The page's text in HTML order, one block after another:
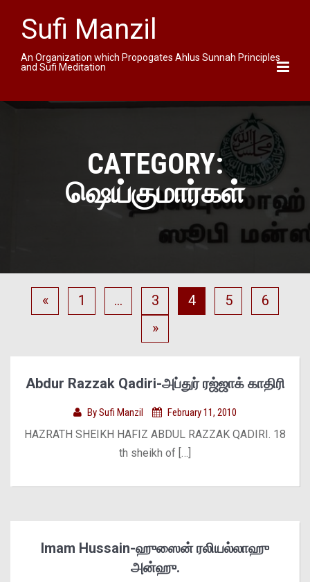
Sufi Manzil
An Organization which Propogates Ahlus Sunnah Principles
and Sufi Meditation
CATEGORY:
ஷெய்குமார்கள்
« 1 … 3 4 5
6
»
Abdur Razzak Qadiri-அப்துர் ரஜ்ஜாக் காதிரி
BySufi Manzil February 11, 2010
HAZRATH SHEIKH HAFIZ ABDUL RAZZAK QADIRI. 18
th sheikh of […]
Imam Hussain-ஹுஸைன் ரலியல்லாஹு
அன்ஹு.